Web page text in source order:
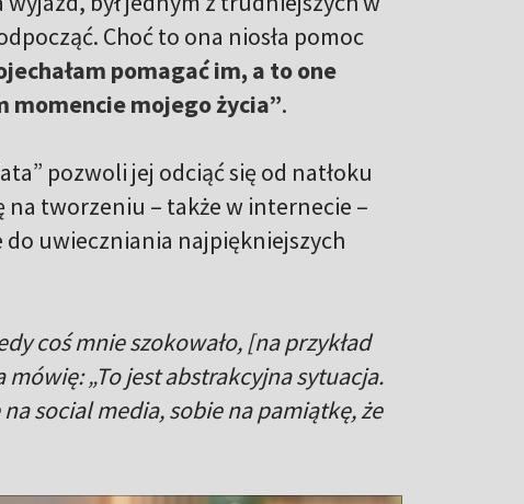
Choć to ona niosła pomoc
pomagać im, a to one
momencie mojego życia”.
pozwoli jej odciąć się od natłoku
na tworzeniu – także w internecie –
do uwieczniania najpiękniejszych
coś mnie szokowało, [na przykład
„To jest abstrakcyjna sytuacja.
social media, sobie na pamiątkę, że